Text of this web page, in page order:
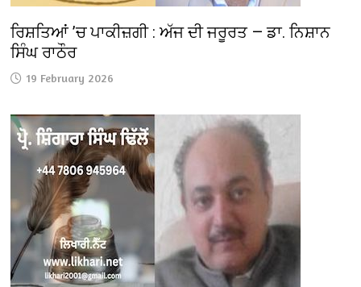
ਰਿਸ਼ਤਿਆਂ ’ਚ ਪਾਕੀਜ਼ਗੀ : ਅੱਜ ਦੀ ਜਰੂਰਤ — ਡਾ. ਨਿਸ਼ਾਨ
ਸਿੰਘ ਰਾਠੌਰ
19 February 2026